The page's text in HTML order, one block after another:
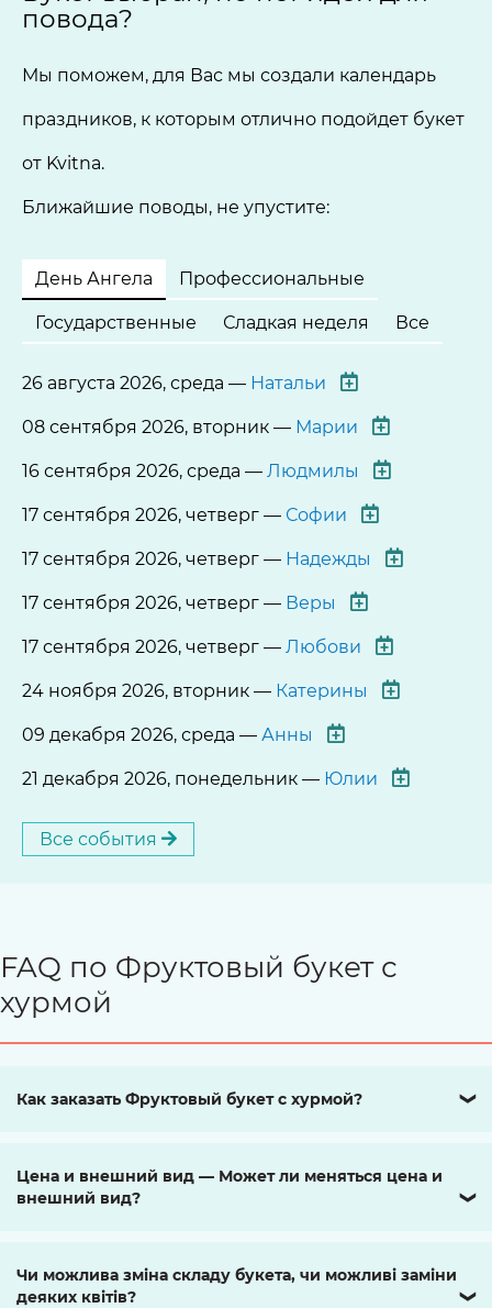
повода?
Мы поможем, для Вас мы создали календарь
праздников, к которым отлично подойдет букет
от Kvitna.
Ближайшие поводы, не упустите:
День Ангела Профессиональные
Государственные Сладкая неделя Все
26 августа 2026, среда — Натальи
08 сентября 2026, вторник — Марии
16 сентября 2026, среда — Людмилы
17 сентября 2026, четверг — Софии
17 сентября 2026, четверг — Надежды
17 сентября 2026, четверг — Веры
17 сентября 2026, четверг — Любови
24 ноября 2026, вторник — Катерины
09 декабря 2026, среда — Анны
21 декабря 2026, понедельник — Юлии
Все события
FAQ по Фруктовый букет с
хурмой
Как заказать Фруктовый букет с хурмой? ❯
Цена и внешний вид — Может ли меняться цена и
внешний вид?
❯
Чи можлива зміна складу букета, чи можливі заміни
деяких квітів?
❯